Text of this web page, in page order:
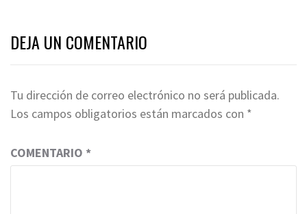
DEJA UN COMENTARIO
Tu dirección de correo electrónico no será publicada.
Los campos obligatorios están marcados con *
COMENTARIO *